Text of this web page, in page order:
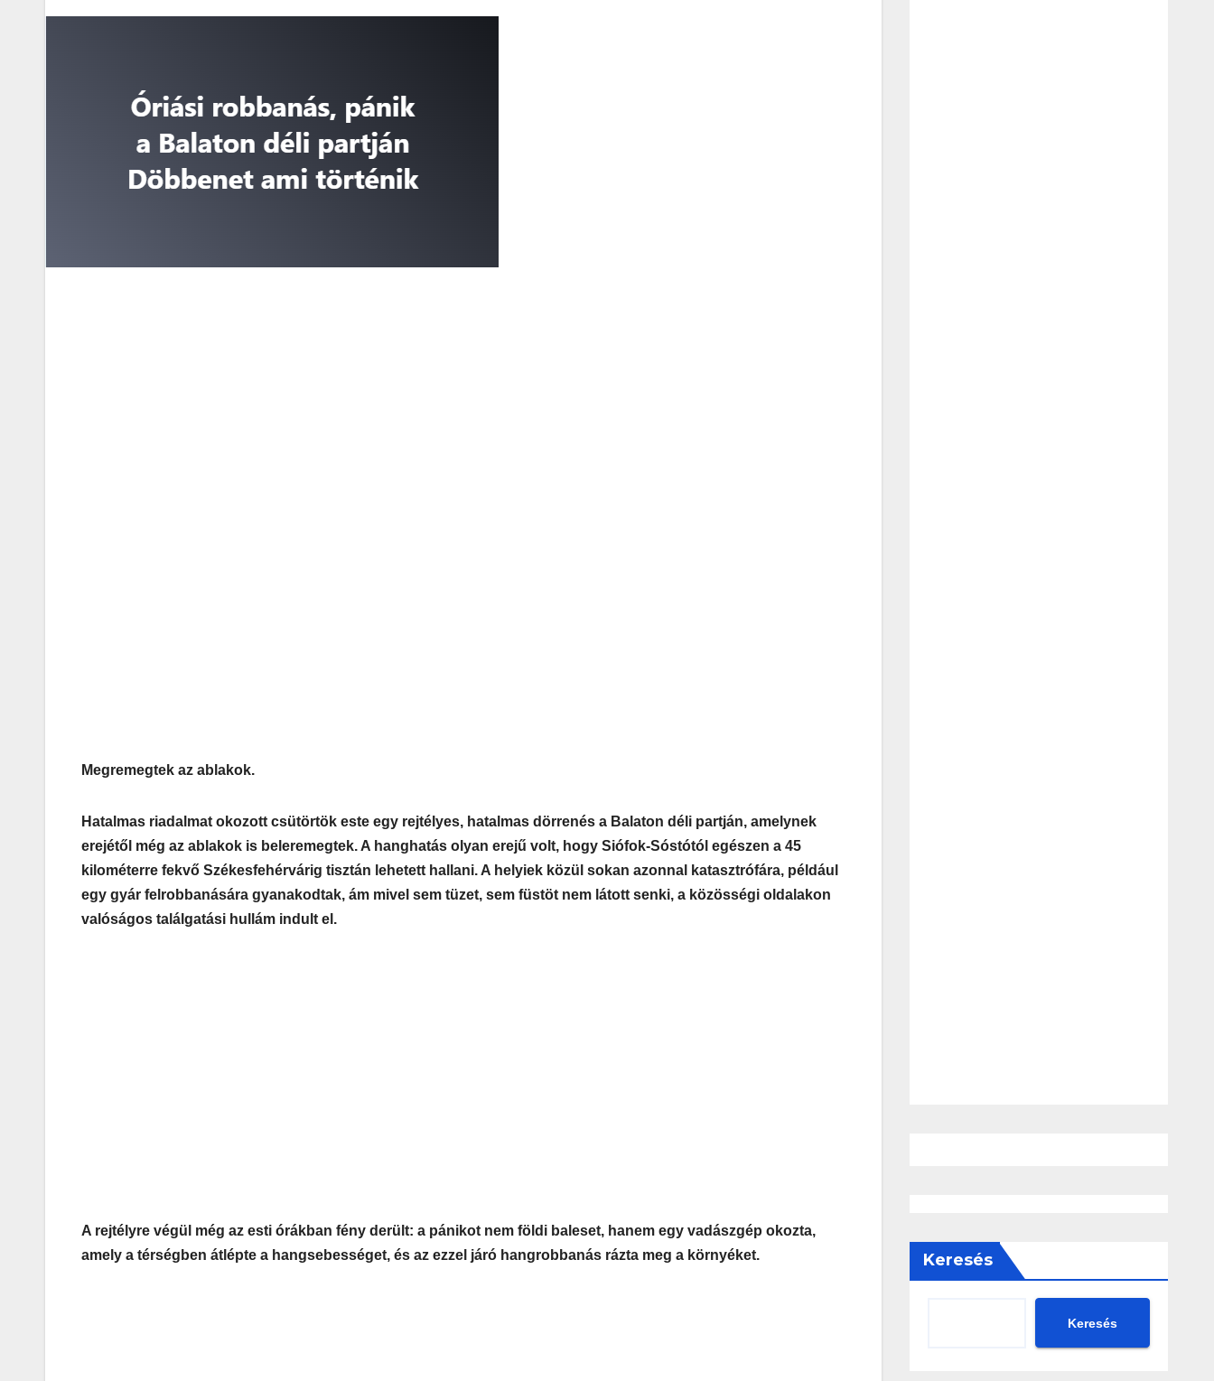
Megremegtek az ablakok.
Hatalmas riadalmat okozott csütörtök este egy rejtélyes, hatalmas dörrenés a Balaton déli partján, amelynek
erejétől még az ablakok is beleremegtek. A hanghatás olyan erejű volt, hogy Siófok-Sóstótól egészen a 45
kilométerre fekvő Székesfehérvárig tisztán lehetett hallani. A helyiek közül sokan azonnal katasztrófára, például
egy gyár felrobbanására gyanakodtak, ám mivel sem tüzet, sem füstöt nem látott senki, a közösségi oldalakon
valóságos találgatási hullám indult el.
A rejtélyre végül még az esti órákban fény derült: a pánikot nem földi baleset, hanem egy vadászgép okozta,
amely a térségben átlépte a hangsebességet, és az ezzel járó hangrobbanás rázta meg a környéket.
Keresés
Keresés